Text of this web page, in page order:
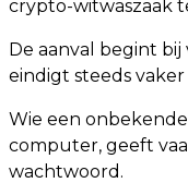
crypto-witwaszaak
De aanval begint
eindigt steeds vaker
Wie een
computer, geeft
wachtwoord.